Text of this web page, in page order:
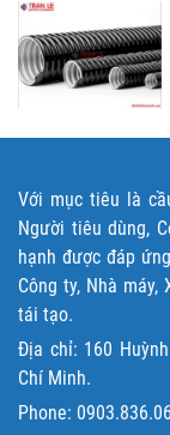
Với mục tiêu là
Người tiêu dùng,
hạnh được đáp
Công ty, Nhà
tái tạo.
Địa chỉ: 160
Chí Minh.
Phone: